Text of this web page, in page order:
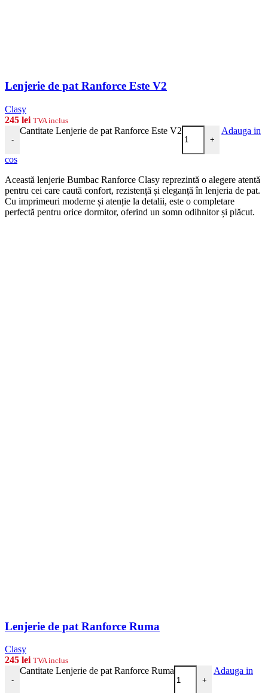
Lenjerie de pat Ranforce Este V2
Clasy
245 lei TVA inclus
-
Cantitate Lenjerie de pat Ranforce Este V2
+
Adauga in
cos
Această lenjerie Bumbac Ranforce Clasy reprezintă o alegere atentă
pentru cei care caută confort, rezistență și eleganță în lenjeria de pat.
Cu imprimeuri moderne și atenție la detalii, este o completare
perfectă pentru orice dormitor, oferind un somn odihnitor și plăcut.
Lenjerie de pat Ranforce Ruma
Clasy
245 lei TVA inclus
-
Cantitate Lenjerie de pat Ranforce Ruma
+
Adauga in